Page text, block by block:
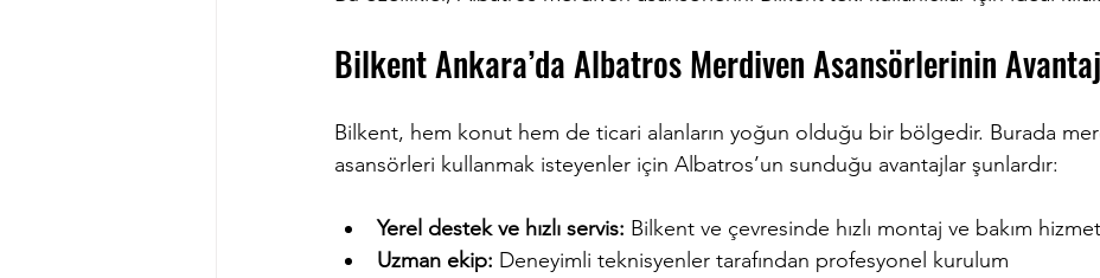
Bilkent Ankara’da Albatros Merdiven Asansörlerinin
Bilkent, hem konut hem de ticari alanların yoğun olduğu bir bölgedir. Burada
asansörleri kullanmak isteyenler için Albatros’un sunduğu avantajlar şunlardır:
Yerel destek ve hızlı servis: Bilkent ve çevresinde hızlı montaj ve bakım
Uzman ekip: Deneyimli teknisyenler tarafından profesyonel kurulum